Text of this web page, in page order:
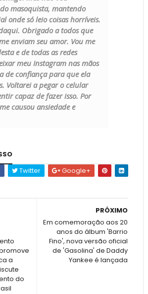
masoquista, mantendo
onde só leio coisas horríveis.
Obrigado a todos que
enviam seu amor. Vou me
e de todas as redes
meu Instagram nas mãos
de confiança para que ela
Voltarei a pegar o celular
capaz de fazer isso. Por
causou ansiedade e
Twitter Google+
PRÓXIMO
Em comemoração aos 20
anos do álbum 'Barrio
Fino', nova versão oficial
de 'Gasolina' de Daddy
Yankee é lançada
a
do